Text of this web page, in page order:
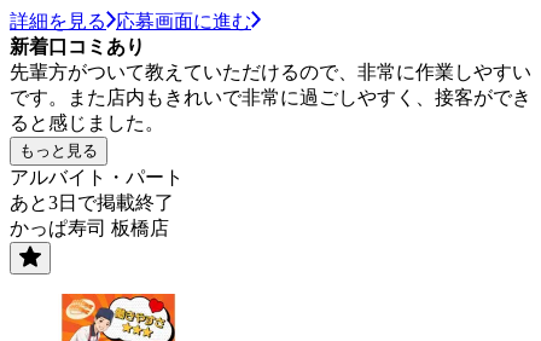
詳細を見る
応募画面に進む
新着口コミあり
先輩方がついて教えていただけるので、非常に作業しやすい
です。また店内もきれいで非常に過ごしやすく、接客ができ
ると感じました。
もっと見る
アルバイト・パート
あと3日で掲載終了
かっぱ寿司 板橋店